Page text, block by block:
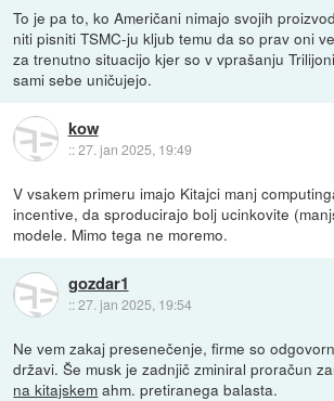
To je pa to, ko Američani nimajo svojih
niti pisniti TSMC-ju kljub temu da so prav oni
za trenutno situacijo kjer so v vprašanju
sami sebe uničujejo.
kow
::27. jan 2025, 19:49
V vsakem primeru imajo Kitajci manj
incentive, da sproducirajo bolj ucinkovite
modele. Mimo tega ne moremo.
gozdar1
::27. jan 2025, 19:54
Ne vem zakaj presenečenje, firme so
državi. Še musk je zadnjič zminiral proračun
na kitajskem ahm. pretiranega balasta.